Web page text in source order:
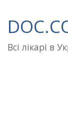
до
вмісту
Всі лікарі в